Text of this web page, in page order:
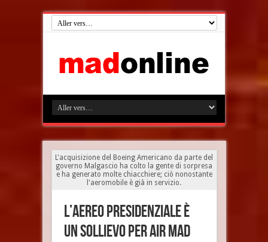
L'acquisizione del Boeing Americano da parte del
governo Malgascio ha colto la gente di sorpresa
e ha generato molte chiacchiere; ciò nonostante
l'aeromobile è già in servizio.
L’aereo presidenziale è
un sollievo per Air Mad